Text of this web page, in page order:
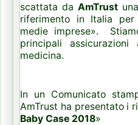
scattata da AmTrust
riferimento in Italia
medie imprese».
principali
medicina.
In un Comunicato
AmTrust ha presentato i
Baby Case 2018»